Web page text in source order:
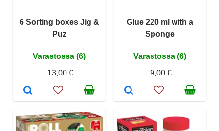
6 Sorting boxes Jig &
Puz
Varastossa (6)
13,00 €
Glue 220 ml with a
Sponge
Varastossa (6)
9,00 €